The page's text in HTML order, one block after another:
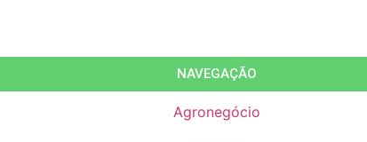
NAVEGAÇÃO
Agronegócio